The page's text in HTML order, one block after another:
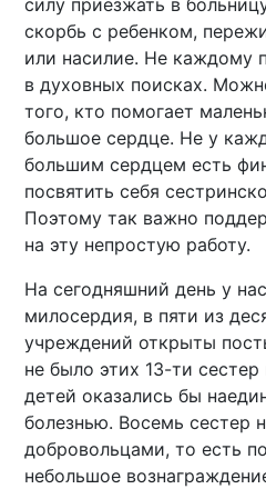
силу приезжать в
скорбь с ребенком,
или насилие. Не каждому
в духовных поисках.
того, кто помогает
большое сердце. Не у
большим сердцем есть
посвятить себя
Поэтому так важно
на эту непростую работу.
На сегодняшний день у
милосердия, в пяти из
учреждений открыты
не было этих 13-ти
детей оказались бы
болезнью. Восемь сестер
добровольцами, то есть
небольшое